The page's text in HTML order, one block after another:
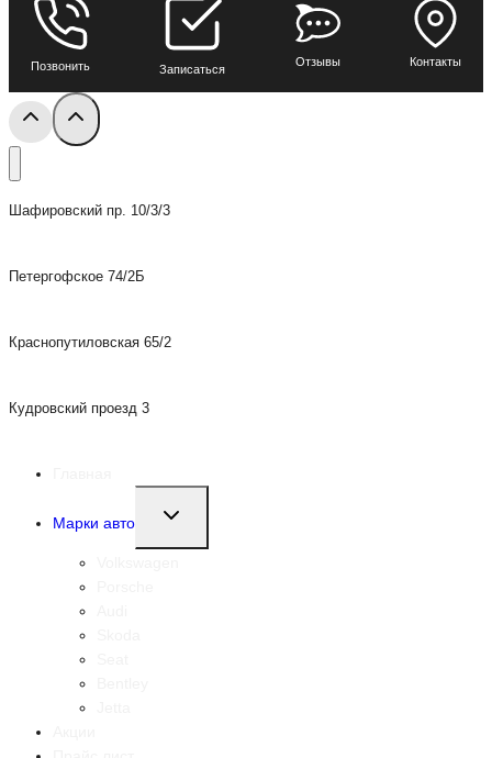
Позвонить Записаться
Отзывы Контакты
Шафировский пр. 10/3/3
Петергофское 74/2Б
Краснопутиловская 65/2
Кудровский проезд 3
Марки авто
Переключить
меню